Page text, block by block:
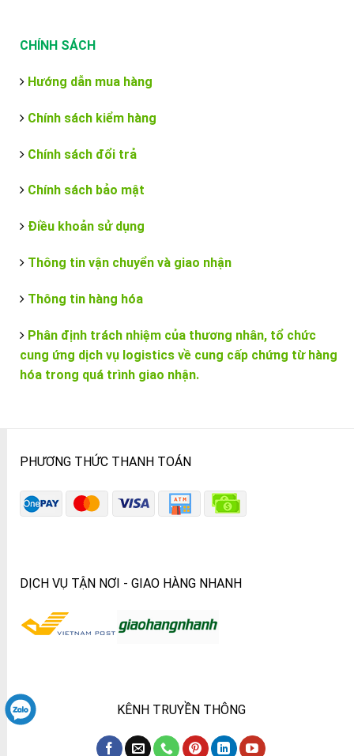
CHÍNH SÁCH
Hướng dẫn mua hàng
Chính sách kiểm hàng
Chính sách đổi trả
Chính sách bảo mật
Điều khoản sử dụng
Thông tin vận chuyển và giao nhận
Thông tin hàng hóa
Phân định trách nhiệm của thương nhân, tổ chức
cung ứng dịch vụ logistics về cung cấp chứng từ hàng
hóa trong quá trình giao nhận.
PHƯƠNG THỨC THANH TOÁN
DỊCH VỤ TẬN NƠI - GIAO HÀNG NHANH
KÊNH TRUYỀN THÔNG